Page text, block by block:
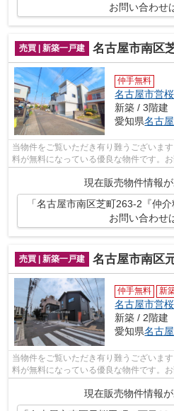
お問い合わせ
売買 | 新築一戸建 名古屋市南区芝町263-
仲手無料
名古屋市営
新築 / 3階建
愛知県名古
当物件をご覧いただき有り難うございま
料が無料になっている優良な物件です。
現在販売物件情報が
「名古屋市南区芝町263-2『仲
お問い合わせ
売買 | 新築一戸建 名古屋市南区元桜田町４
仲手無料 新
名古屋市営
新築 / 2階建
愛知県名古
当物件をご覧いただき有り難うございま
料が無料になっている優良な物件です。
現在販売物件情報が